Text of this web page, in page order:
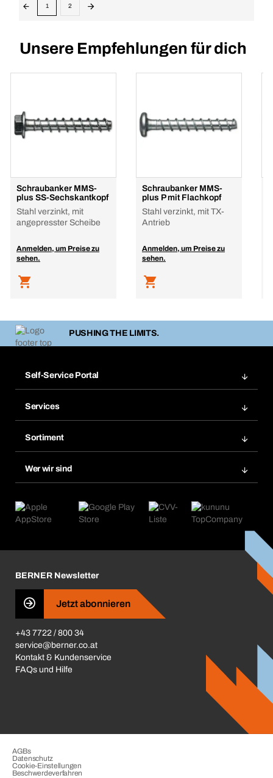
1 2
Unsere Empfehlungen für dich
Schraubanker MMS-
plus SS-Sechskantkopf
Stahl verzinkt, mit
angepresster Scheibe
Anmelden, um Preise zu
sehen.
Schraubanker MMS-
plus P mit Flachkopf
Stahl verzinkt, mit TX-
Antrieb
Anmelden, um Preise zu
sehen.
PUSHING THE LIMITS.
Self-Service Portal
Merklisten
Nachbestellungen
Abo-Funktion
Services
Chemical Safety Management
eProcurement
Produktfinder
Sortiment
Kataloge & Broschüren
Wer wir sind
Was uns antreibt
Presse
Business Conduct
BERNER Newsletter
Jetzt abonnieren
+43 7722 / 800 34
service@berner.co.at
Kontakt & Kundenservice
FAQs und Hilfe
AGBs
Datenschutz
Cookie-Einstellungen
Beschwerdeverfahren